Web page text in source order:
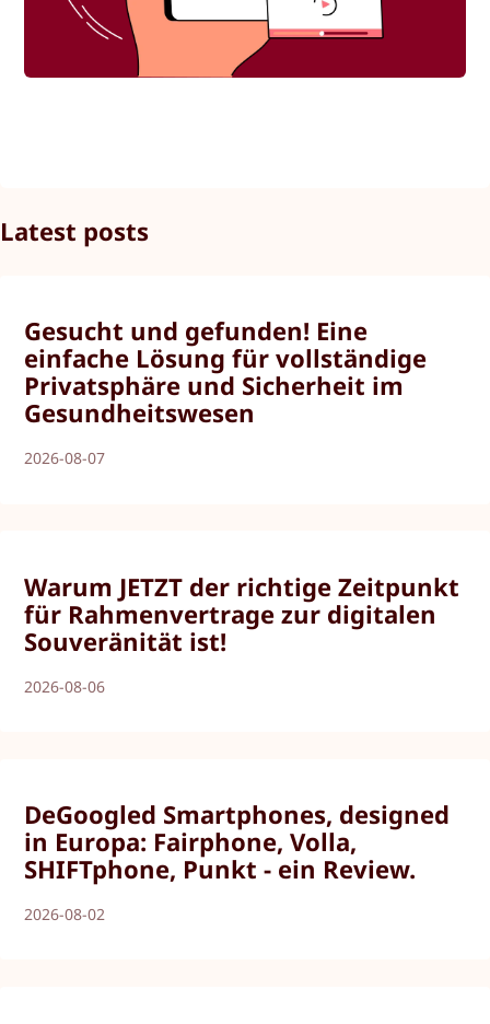
Latest posts
Gesucht und gefunden! Eine
einfache Lösung für vollständige
Privatsphäre und Sicherheit im
Gesundheitswesen
2026-08-07
Warum JETZT der richtige Zeitpunkt
für Rahmenvertrage zur digitalen
Souveränität ist!
2026-08-06
DeGoogled Smartphones, designed
in Europa: Fairphone, Volla,
SHIFTphone, Punkt - ein Review.
2026-08-02